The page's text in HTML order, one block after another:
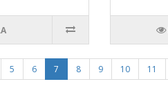
5 6 7 8 9 10 11